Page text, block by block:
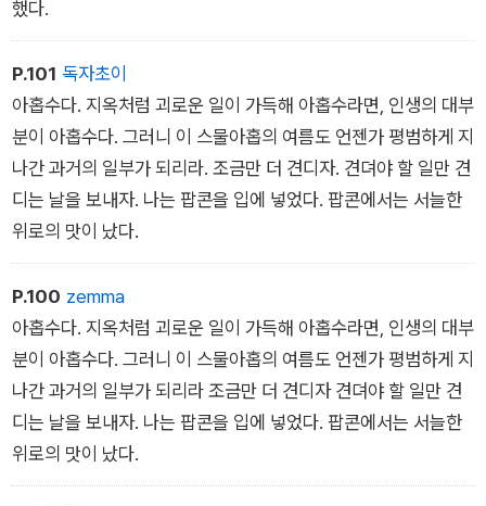
했다.
P.101 독자초이
아홉수다. 지옥처럼 괴로운 일이 가득해 아홉수라면, 인생의 대부
분이 아홉수다. 그러니 이 스물아홉의 여름도 언젠가 평범하게 지
나간 과거의 일부가 되리라. 조금만 더 견디자. 견뎌야 할 일만 견
디는 날을 보내자. 나는 팝콘을 입에 넣었다. 팝콘에서는 서늘한
위로의 맛이 났다.
P.100 zemma
아홉수다. 지옥처럼 괴로운 일이 가득해 아홉수라면, 인생의 대부
분이 아홉수다. 그러니 이 스물아홉의 여름도 언젠가 평범하게 지
나간 과거의 일부가 되리라 조금만 더 견디자 견뎌야 할 일만 견
디는 날을 보내자. 나는 팝콘을 입에 넣었다. 팝콘에서는 서늘한
위로의 맛이 났다.